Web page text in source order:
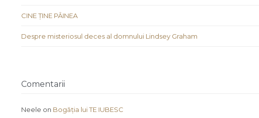
CINE ȚINE PÂINEA
Despre misteriosul deces al domnului Lindsey Graham
Comentarii
Neele on Bogăția lui TE IUBESC